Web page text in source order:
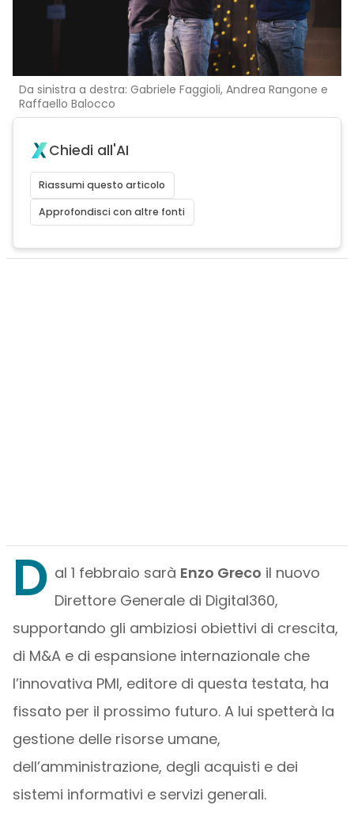
Da sinistra a destra: Gabriele Faggioli, Andrea Rangone e
Raffaello Balocco
Chiedi all'AI
Riassumi questo articolo
Approfondisci con altre fonti
D al 1 febbraio sarà Enzo Greco il nuovo
Direttore Generale di Digital360,
supportando gli ambiziosi obiettivi di crescita,
di M&A e di espansione internazionale che
l’innovativa PMI, editore di questa testata, ha
fissato per il prossimo futuro. A lui spetterà la
gestione delle risorse umane,
dell’amministrazione, degli acquisti e dei
sistemi informativi e servizi generali.